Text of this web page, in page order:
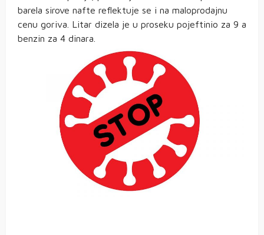
barela sirove nafte reflektuje se i na maloprodajnu
cenu goriva. Litar dizela je u proseku pojeftinio za 9 a
benzin za 4 dinara.